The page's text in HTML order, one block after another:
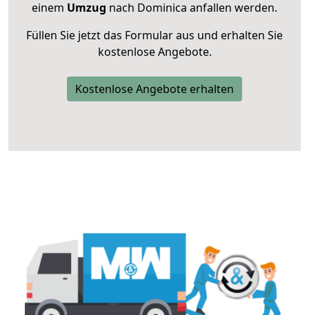
einem Umzug nach Dominica anfallen werden.
Füllen Sie jetzt das Formular aus und erhalten Sie
kostenlose Angebote.
Kostenlose Angebote erhalten